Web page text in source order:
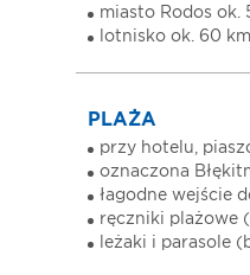
miasto Rodos ok.
lotnisko ok. 60 km
PLAŻA
przy hotelu,
oznaczona
łagodne wejście
ręczniki plażowe
leżaki i parasole